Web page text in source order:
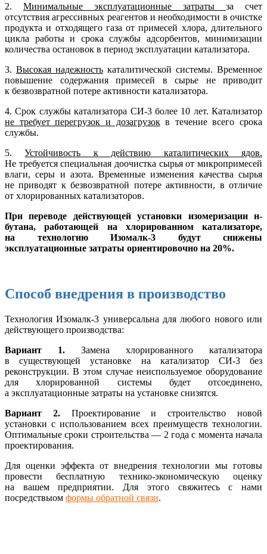
2. Минимальные эксплуатационные затраты за счет
отсутствия агрессивных реагентов и необходимости в очистке
продукта и отходящего газа от примесей хлора, длительного
цикла работы и срока службы адсорбентов, минимизации
количества остановок в период эксплуатации катализатора.
3. Высокая надежность каталитической системы. Временное
повышение содержания примесей в сырье не приводит
к безвозвратной потере активности катализатора.
4. Срок службы катализатора СИ-3 более 10 лет. Катализатор
не требует перегрузок и дозагрузокв течение всего срока
службы.
5.Устойчивость к действию каталитических ядов.
Не требуется специальная доочистка сырья от микропримесей
влаги, серы и азота. Временные изменения качества сырья
не приводят к безвозвратной потере активности, в отличие
от хлорированных катализаторов.
При переводе действующей установки изомеризации н-
бутана, работающей на хлорированном катализаторе,
на технологию Изомалк-3 будут снижены
эксплуатационные затраты ориентировочно на 20%.
Способ внедрения в производство
Технология Изомалк-3 универсальна для любого нового или
действующего производства:
Вариант 1. Замена хлорированного катализатора
в существующей установке на катализатор СИ-3 без
реконструкции. В этом случае неиспользуемое оборудование
для хлорированной системы будет отсоединено,
а эксплуатационные затраты на установке снизятся.
Вариант 2. Проектирование и строительство новой
установки с использованием всех преимуществ технологии.
Оптимальные сроки строительства — 2 года с момента начала
проектирования.
Для оценки эффекта от внедрения технологии мы готовы
провести бесплатную технико-экономическую оценку
на вашем предприятии. Для этого свяжитесь с нами
посредствыом формы обратной связи.